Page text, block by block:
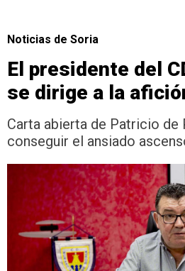
Noticias de Soria
El presidente del
se dirige a la
Carta abierta de Patricio de
conseguir el ansiado